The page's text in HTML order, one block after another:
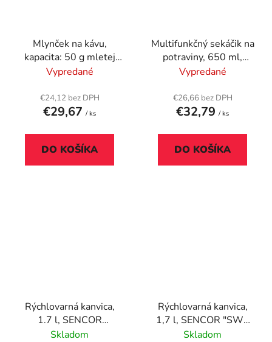
Mlynček na kávu,
kapacita: 50 g mletej
kávy, SENCOR,
Vypredané
€24,12 bez DPH
€29,67 / ks
DO KOŠÍKA
Multifunkčný sekáčik na
potraviny, 650 ml,
SEVERIN
Vypredané
€26,66 bez DPH
€32,79 / ks
DO KOŠÍKA
Rýchlovarná kanvica,
1.7 l, SENCOR
"SWK1720BK"
Skladom
Rýchlovarná kanvica,
1,7 l, SENCOR "SWK
1748WH", biela
Skladom